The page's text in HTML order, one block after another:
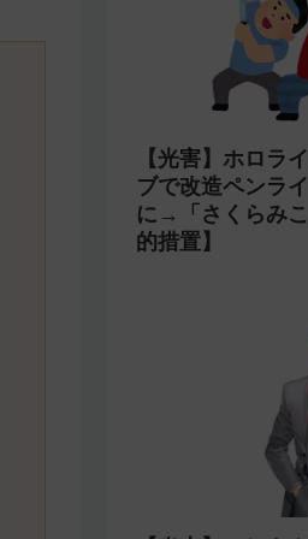
【光害】ホロラ
ブで改造ペンラ
に→「さくらみ
的措置】